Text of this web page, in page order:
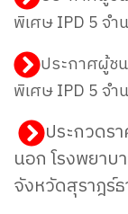
พิเศษ IPD 5 จำ
ประกาศผู้ชน
พิเศษIPD 5จำน
ประกวดร
นอก โรงพยา
จังหวัดสุราฎร์